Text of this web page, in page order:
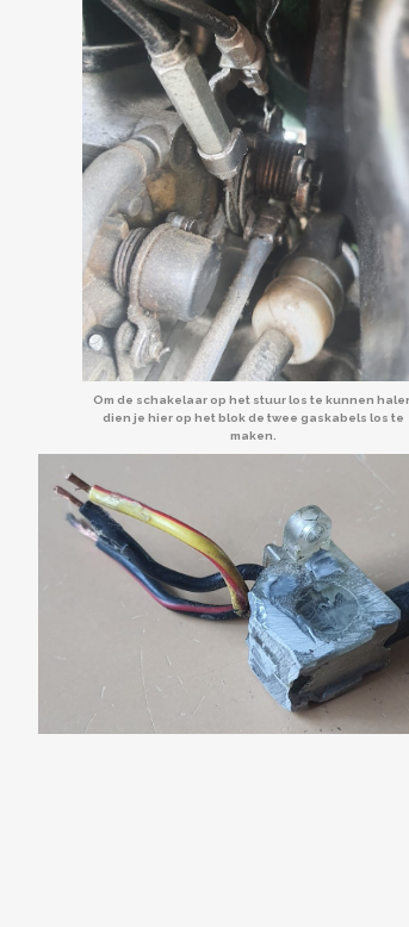
Om de schakelaar op het stuur los te kunnen
dien je hier op het blok de twee gaskabels los te
maken.